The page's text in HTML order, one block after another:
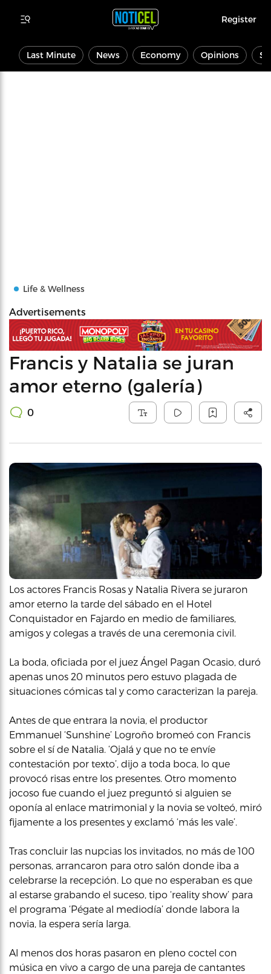
Register
Last Minute News Economy Opinions
Life & Wellness
Advertisements
Francis y Natalia se juran
amor eterno (galería)
0
Los actores Francis Rosas y Natalia Rivera se juraron
amor eterno la tarde del sábado en el Hotel
Conquistador en Fajardo en medio de familiares,
amigos y colegas a través de una ceremonia civil.
La boda, oficiada por el juez Ángel Pagan Ocasio, duró
apenas unos 20 minutos pero estuvo plagada de
situaciones cómicas tal y como caracterizan la pareja.
Antes de que entrara la novia, el productor
Emmanuel ‘Sunshine’ Logroño bromeó con Francis
sobre el sí de Natalia. ‘Ojalá y que no te envíe
contestación por texto’, dijo a toda boca, lo que
provocó risas entre los presentes. Otro momento
jocoso fue cuando el juez preguntó si alguien se
oponía al enlace matrimonial y la novia se volteó, miró
fijamente a los presentes y exclamó ‘más les vale’.
Tras concluir las nupcias los invitados, no más de 100
personas, arrancaron para otro salón donde iba a
celebrarse la recepción. Lo que no esperaban es que
al estarse grabando el suceso, tipo ‘reality show’ para
el programa ‘Pégate al mediodía’ donde labora la
novia, la espera sería larga.
Al menos dos horas pasaron en pleno coctel con
música en vivo a cargo de una pareja de cantantes